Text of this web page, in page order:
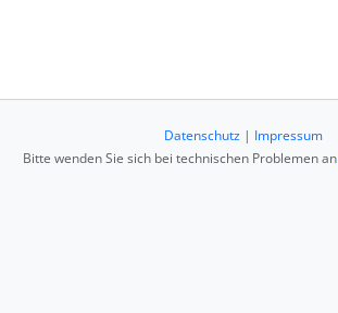
Datenschutz | Impressum
Bitte wenden Sie sich bei technischen Problemen an